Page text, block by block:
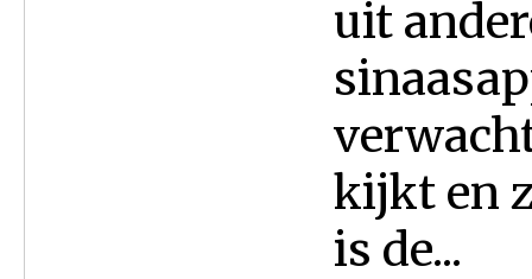
uit
kijkt en
is de...